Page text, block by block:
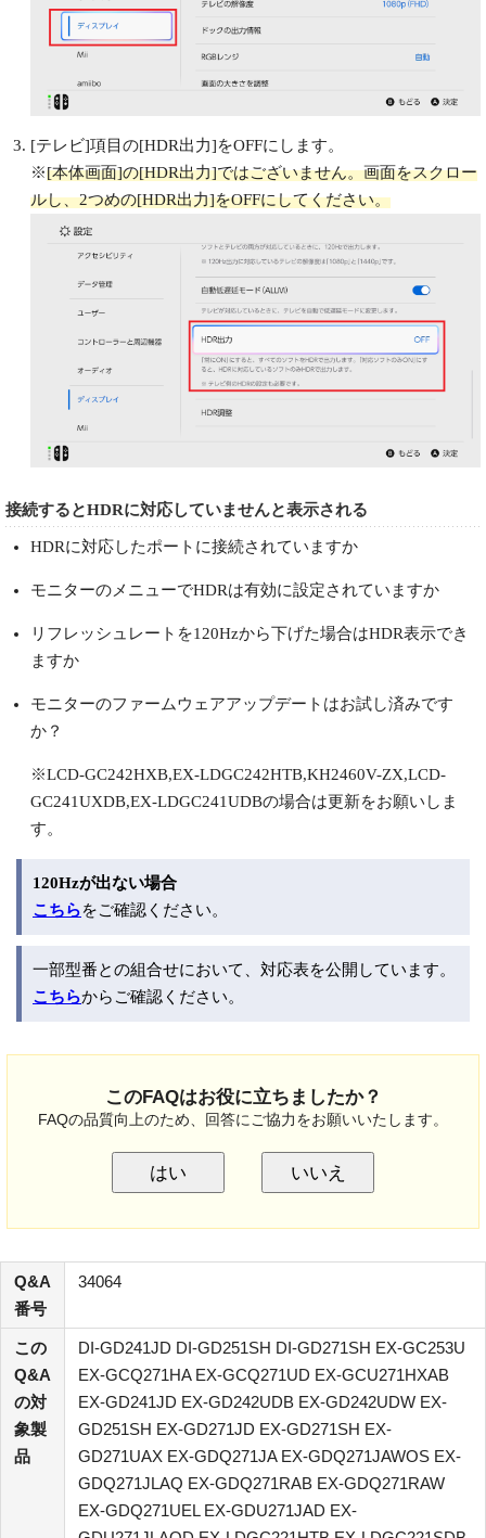
[テレビ]項目の[HDR出力]をOFFにします。
※[本体画面]の[HDR出力]ではございません。画面をスクロー
ルし、2つめの[HDR出力]をOFFにしてください。
接続するとHDRに対応していませんと表示される
HDRに対応したポートに接続されていますか
モニターのメニューでHDRは有効に設定されていますか
リフレッシュレートを120Hzから下げた場合はHDR表示でき
ますか
モニターのファームウェアアップデートはお試し済みです
か？
※LCD-GC242HXB,EX-LDGC242HTB,KH2460V-ZX,LCD-
GC241UXDB,EX-LDGC241UDBの場合は更新をお願いしま
す。
120Hzが出ない場合
こちらをご確認ください。
一部型番との組合せにおいて、対応表を公開しています。
こちらからご確認ください。
このFAQはお役に立ちましたか？
FAQの品質向上のため、回答にご協力をお願いいたします。
はい いいえ
Q&A
番号
34064
この
Q&A
の対
象製
品
DI-GD241JD DI-GD251SH DI-GD271SH EX-GC253U
EX-GCQ271HA EX-GCQ271UD EX-GCU271HXAB
EX-GD241JD EX-GD242UDB EX-GD242UDW EX-
GD251SH EX-GD271JD EX-GD271SH EX-
GD271UAX EX-GDQ271JA EX-GDQ271JAWOS EX-
GDQ271JLAQ EX-GDQ271RAB EX-GDQ271RAW
EX-GDQ271UEL EX-GDU271JAD EX-